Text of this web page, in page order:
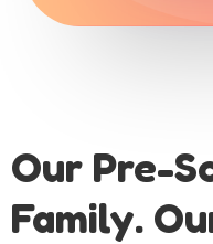
Our Pre-
Family.